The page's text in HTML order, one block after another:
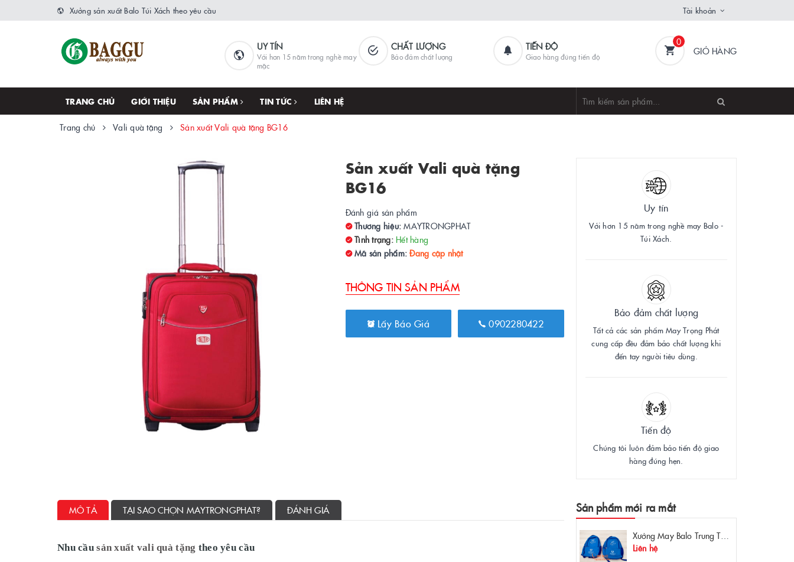
Xưởng sản xuất Balo Túi Xách theo yêu cầu Tài khoản
UY TÍN
Với hơn 15 năm trong nghề may
mặc
CHẤT LƯỢNG
Bảo đảm chất lượng
TIẾN ĐỘ
Giao hàng đúng tiến độ
0
GIỎ HÀNG
TRANG CHỦ GIỚI THIỆU SẢN PHẨM TIN TỨC LIÊN HỆ
Trang chủ Vali quà tặng Sản xuất Vali quà tặng BG16
Sản xuất Vali quà tặng
BG16
Đánh giá sản phẩm
Thương hiệu: MAYTRONGPHAT
Tình trạng: Hết hàng
Mã sản phẩm:Đang cập nhật
THÔNG TIN SẢN PHẨM
Lấy Báo Giá 0902280422
Uy tín
Với hơn 15 năm trong nghề may Balo -
Túi Xách.
Bảo đảm chất lượng
Tất cả các sản phẩm May Trọng Phát
cung cấp đều đảm bảo chất lượng khi
đến tay người tiêu dùng.
Tiến độ
Chúng tôi luôn đảm bảo tiến độ giao
hàng đúng hẹn.
MÔ TẢ TẠI SAO CHỌN MAYTRONGPHAT? ĐÁNH GIÁ
Nhu cầusản xuất vali quà tặng theo yêu cầu
Sản phẩm mới ra mắt
Xưởng May Balo Trung Tâm Ngoại Ngữ Apollo In Logo Giá Rẻ Tại Xưởng
Liên hệ